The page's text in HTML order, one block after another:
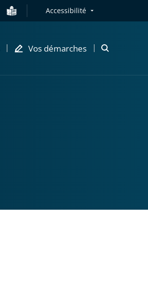
Accessibilité
Vos démarches
Ouvrir